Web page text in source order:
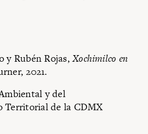
y Rubén Rojas,Xochimilco en
2021.
y del
Territorial de la CDMX